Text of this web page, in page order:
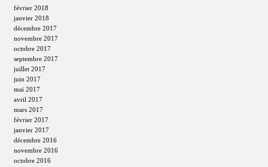
février 2018
janvier 2018
décembre 2017
novembre 2017
octobre 2017
septembre 2017
juillet 2017
juin 2017
mai 2017
avril 2017
mars 2017
février 2017
janvier 2017
décembre 2016
novembre 2016
octobre 2016